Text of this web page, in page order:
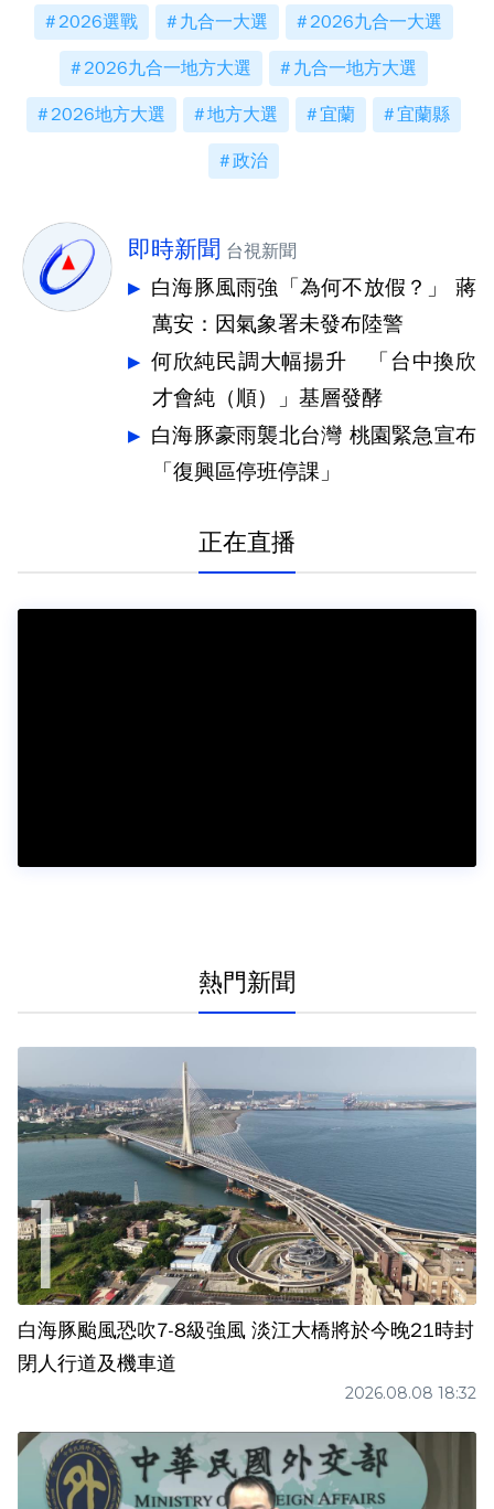
2026選戰 九合一大選 2026九合一大選
2026九合一地方大選 九合一地方大選
2026地方大選 地方大選 宜蘭 宜蘭縣
政治
即時新聞 台視新聞
白海豚風雨強「為何不放假？」 蔣
萬安：因氣象署未發布陸警
何欣純民調大幅揚升 「台中換欣
才會純（順）」基層發酵
白海豚豪雨襲北台灣 桃園緊急宣布
「復興區停班停課」
正在直播
熱門新聞
白海豚颱風恐吹7-8級強風 淡江大橋將於今晚21時封
閉人行道及機車道
2026.08.08 18:32